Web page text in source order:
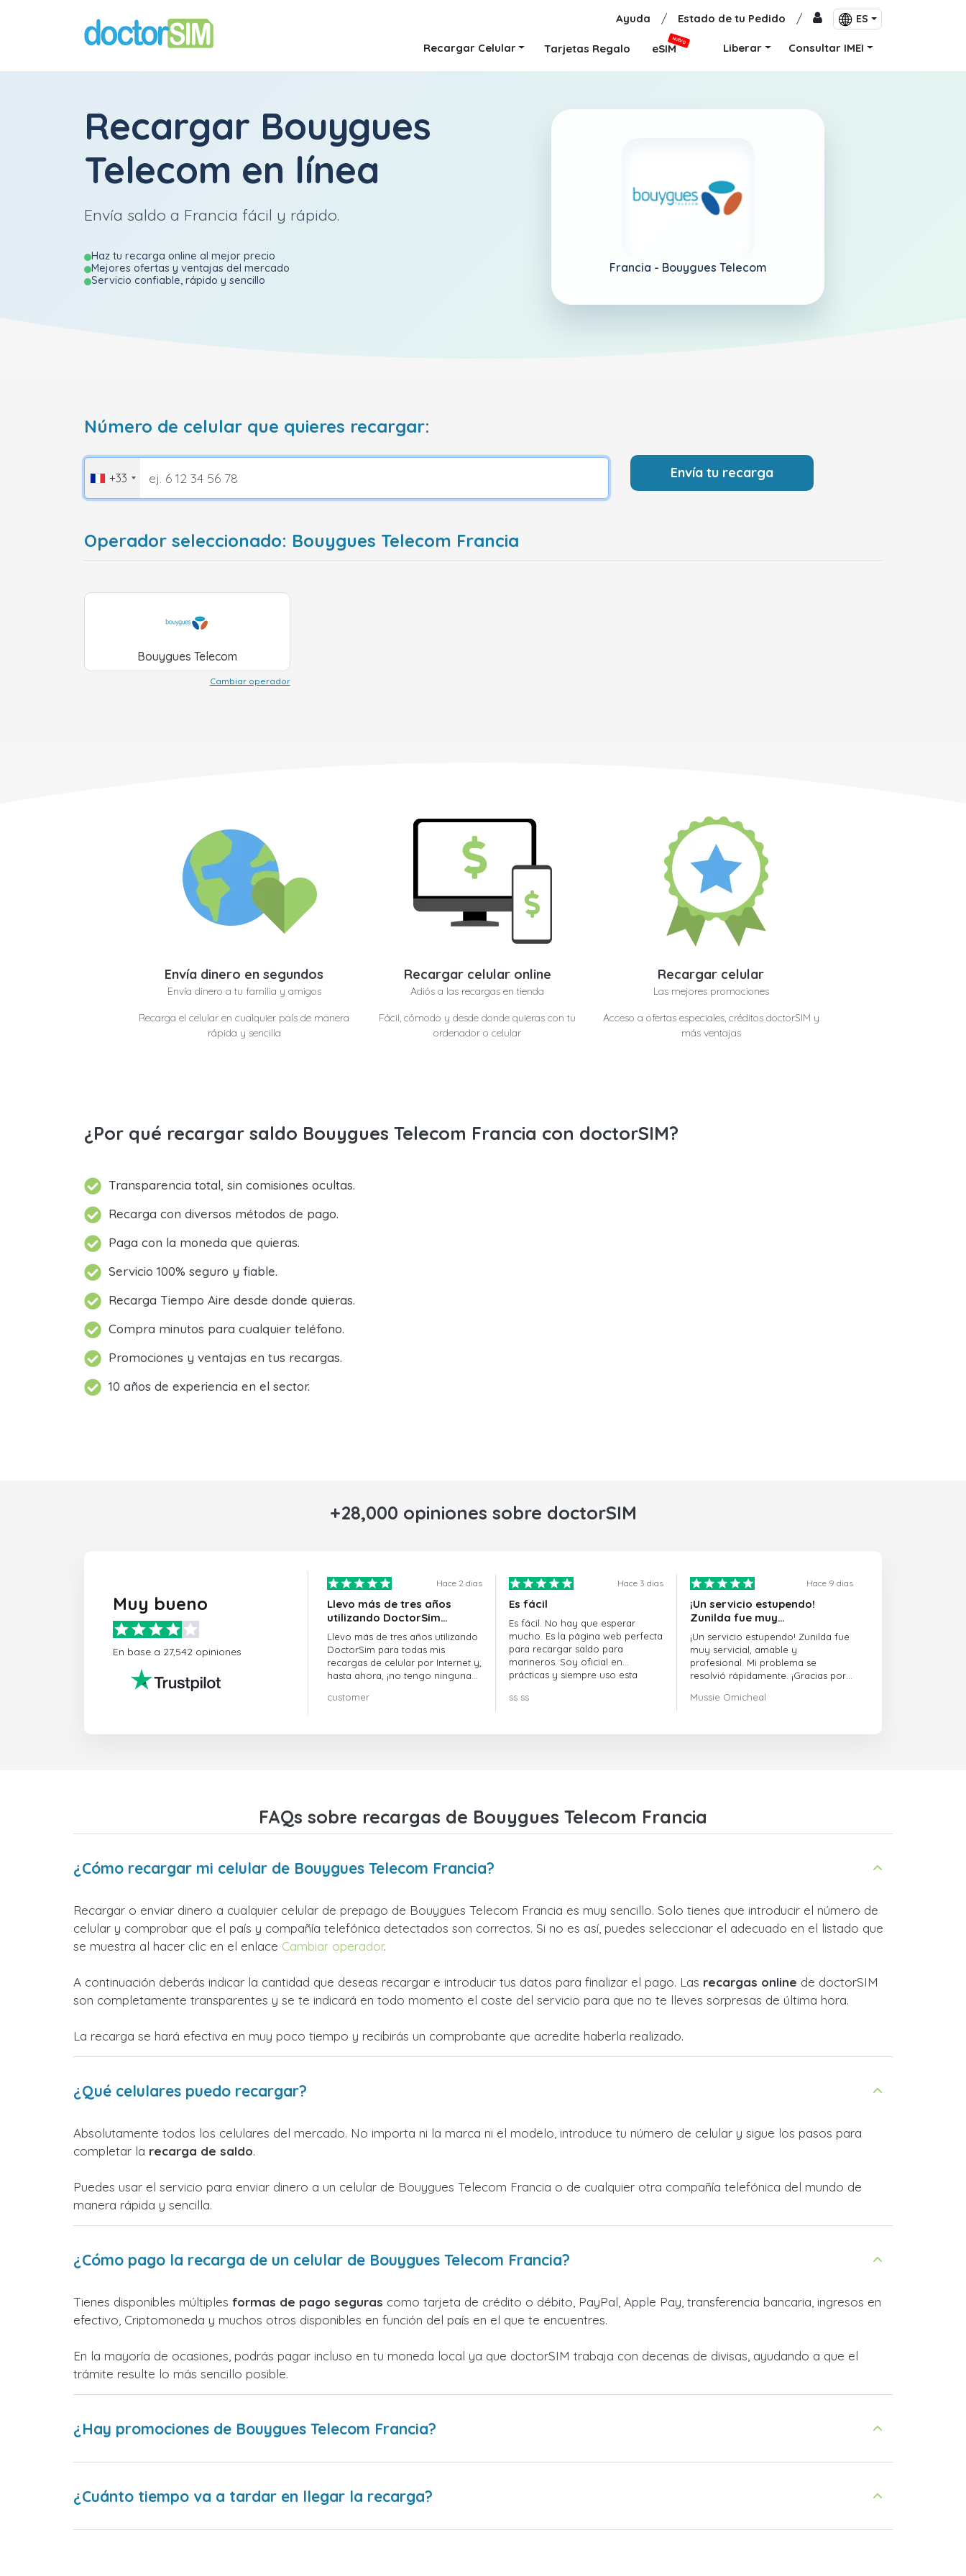
Ayuda / Estado de tu Pedido / ES
Recargar Celular Tarjetas Regalo eSIM
NUEVO
Liberar Consultar IMEI
Recargar Bouygues
Telecom en línea
Envía saldo a Francia fácil y rápido.
Haz tu recarga online al mejor precio
Mejores ofertas y ventajas del mercado
Servicio confiable, rápido y sencillo
Francia - Bouygues Telecom
Número de celular que quieres recargar:
+33 Envía tu recarga
Operador seleccionado: Bouygues Telecom Francia
Bouygues Telecom
Cambiar operador
Envía dinero en segundos
Envía dinero a tu familia y amigos
Recarga el celular en cualquier país de manera
rápida y sencilla
Recargar celular online
Adiós a las recargas en tienda
Fácil, cómodo y desde donde quieras con tu
ordenador o celular
Recargar celular
Las mejores promociones
Acceso a ofertas especiales, créditos doctorSIM y
más ventajas
¿Por qué recargar saldo Bouygues Telecom Francia con doctorSIM?
Transparencia total, sin comisiones ocultas.
Recarga con diversos métodos de pago.
Paga con la moneda que quieras.
Servicio 100% seguro y fiable.
Recarga Tiempo Aire desde donde quieras.
Compra minutos para cualquier teléfono.
Promociones y ventajas en tus recargas.
10 años de experiencia en el sector.
+28,000 opiniones sobre doctorSIM
Muy bueno
En base a 27,542 opiniones
Hace 2 dias
Llevo más de tres años
utilizando DoctorSim…
Llevo más de tres años utilizando
DoctorSim para todas mis
recargas de celular por Internet y,
hasta ahora, ¡no tengo ninguna
customer
Hace 3 dias
Es fácil
Es fácil. No hay que esperar
mucho. Es la página web perfecta
para recargar saldo para
marineros. Soy oficial en
prácticas y siempre uso esta
ss ss
Hace 9 dias
¡Un servicio estupendo!
Zunilda fue muy…
¡Un servicio estupendo! Zunilda fue
muy servicial, amable y
profesional. Mi problema se
resolvió rápidamente. ¡Gracias por
Mussie Omicheal
FAQs sobre recargas de Bouygues Telecom Francia
¿Cómo recargar mi celular de Bouygues Telecom Francia?
Recargar o enviar dinero a cualquier celular de prepago de Bouygues Telecom Francia es muy sencillo. Solo tienes que introducir el número de
celular y comprobar que el país y compañía telefónica detectados son correctos. Si no es así, puedes seleccionar el adecuado en el listado que
se muestra al hacer clic en el enlace Cambiar operador.
A continuación deberás indicar la cantidad que deseas recargar e introducir tus datos para finalizar el pago. Las recargas online de doctorSIM
son completamente transparentes y se te indicará en todo momento el coste del servicio para que no te lleves sorpresas de última hora.
La recarga se hará efectiva en muy poco tiempo y recibirás un comprobante que acredite haberla realizado.
¿Qué celulares puedo recargar?
Absolutamente todos los celulares del mercado. No importa ni la marca ni el modelo, introduce tu número de celular y sigue los pasos para
completar la recarga de saldo.
Puedes usar el servicio para enviar dinero a un celular de Bouygues Telecom Francia o de cualquier otra compañía telefónica del mundo de
manera rápida y sencilla.
¿Cómo pago la recarga de un celular de Bouygues Telecom Francia?
Tienes disponibles múltiples formas de pago seguras como tarjeta de crédito o débito, PayPal, Apple Pay, transferencia bancaria, ingresos en
efectivo, Criptomoneda y muchos otros disponibles en función del país en el que te encuentres.
En la mayoría de ocasiones, podrás pagar incluso en tu moneda local ya que doctorSIM trabaja con decenas de divisas, ayudando a que el
trámite resulte lo más sencillo posible.
¿Hay promociones de Bouygues Telecom Francia?
¿Cuánto tiempo va a tardar en llegar la recarga?